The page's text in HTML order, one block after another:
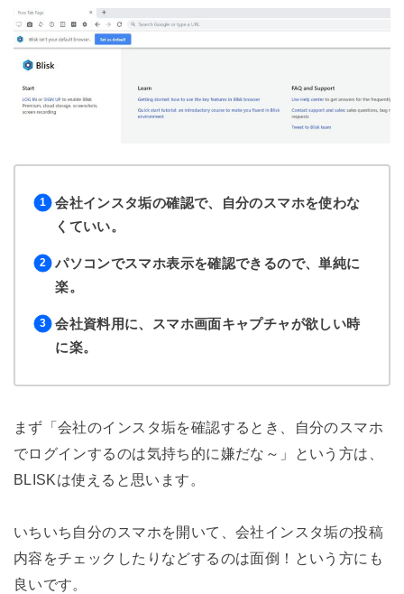
会社インスタ垢の確認で、自分のスマホを使わな
くていい。
パソコンでスマホ表示を確認できるので、単純に
楽。
会社資料用に、スマホ画面キャプチャが欲しい時
に楽。
まず「会社のインスタ垢を確認するとき、自分のスマホ
でログインするのは気持ち的に嫌だな～」という方は、
BLISKは使えると思います。
いちいち自分のスマホを開いて、会社インスタ垢の投稿
内容をチェックしたりなどするのは面倒！という方にも
良いです。